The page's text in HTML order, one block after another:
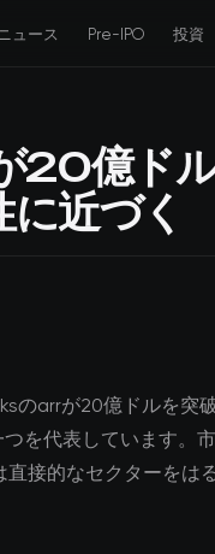
ュース Pre-IPO 投資
億ド
近づく
のarrが20億ドルを突
を代表しています。
接的なセクターをは